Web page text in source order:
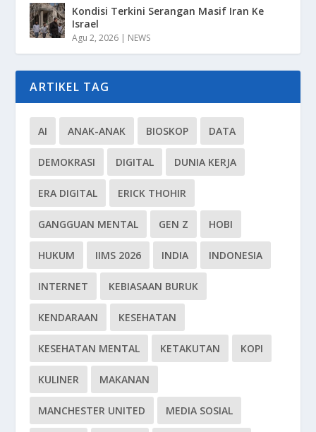
Kondisi Terkini Serangan Masif Iran Ke
Israel
Agu 2, 2026 | NEWS
ARTIKEL TAG
AI ANAK-ANAK BIOSKOP DATA
DEMOKRASI DIGITAL DUNIA KERJA
ERA DIGITAL ERICK THOHIR
GANGGUAN MENTAL GEN Z HOBI
HUKUM IIMS 2026 INDIA INDONESIA
INTERNET KEBIASAAN BURUK
KENDARAAN KESEHATAN
KESEHATAN MENTAL KETAKUTAN KOPI
KULINER MAKANAN
MANCHESTER UNITED MEDIA SOSIAL